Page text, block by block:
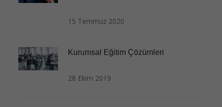
15 Temmuz 2020
Kurumsal Eğitim Çözümleri
28 Ekim 2019